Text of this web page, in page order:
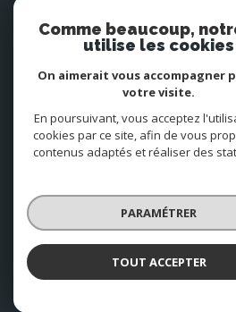
NOUS
Nos honoraires
Nos
Réalisé par :
Comme beaucoup,
utilise les cookies
On aimerait vous accompagner
votre visite.
En poursuivant, vous acceptez
cookies par ce site, afin de vous
contenus adaptés et réaliser des
PARAMÉTRER
TOUT ACCEPTER